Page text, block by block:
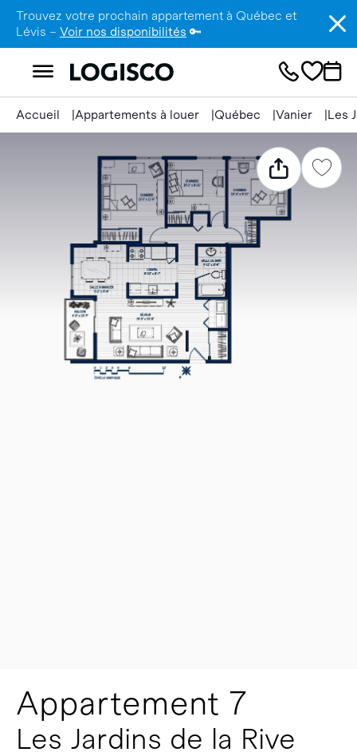
Trouvez votre prochain appartement à Québec et
Lévis – Voir nos disponibilités 🔑
Accueil Appartements à louer Québec Vanier Les
Appartement 7
Les Jardins de la Rive